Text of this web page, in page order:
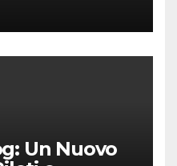
Un Nuovo